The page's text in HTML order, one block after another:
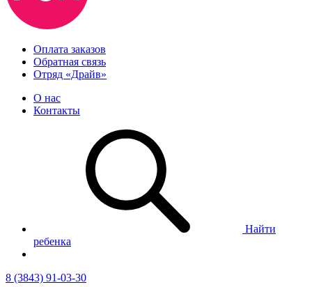
Оплата заказов
Обратная связь
Отряд «Драйв»
О нас
Контакты
Найти
ребенка
8 (3843) 91-03-30